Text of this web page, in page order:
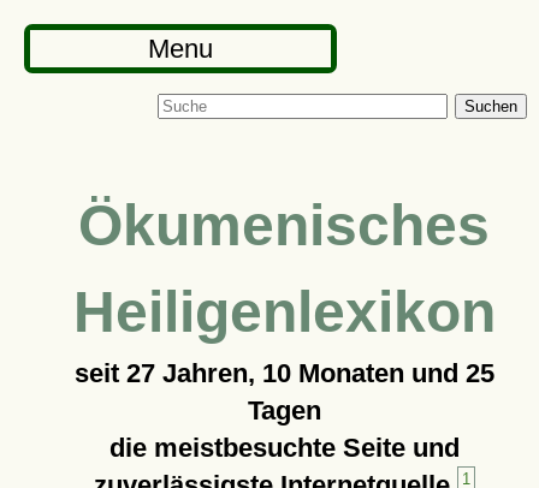
Menu
Suchen
Ökumenisches
Heiligenlexikon
seit 27 Jahren, 10 Monaten und 25
Tagen
die meistbesuchte Seite und
1